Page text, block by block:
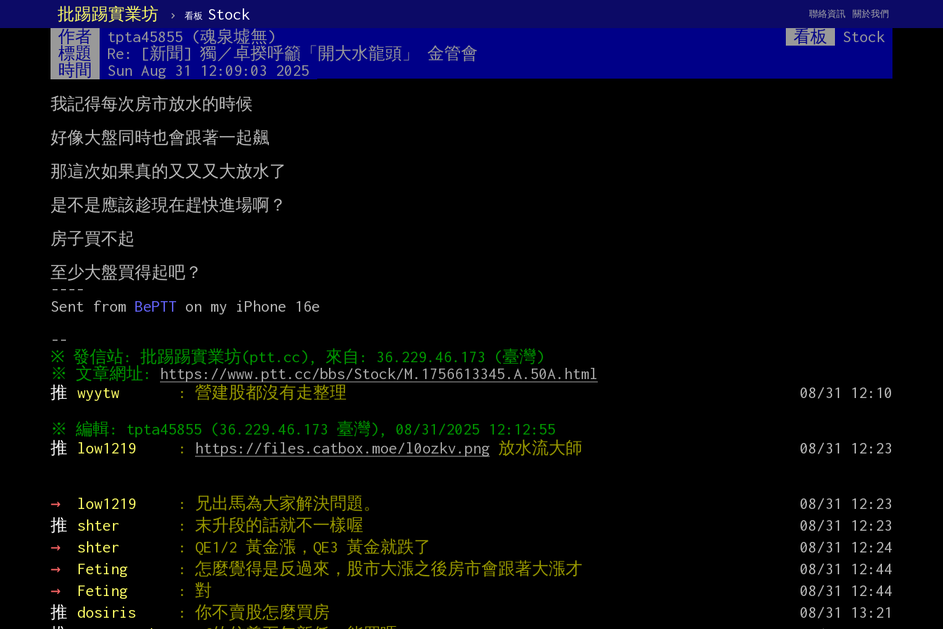
批踢踢實業坊 › 看板 Stock 關於我們
聯絡資訊
作者 tpta45855 (魂泉墟無) 看板
Stock
標題
Re: [新聞] 獨／卓揆呼籲「開大水龍頭」 金管會
時間
Sun Aug 31 12:09:03 2025
我記得每次房市放水的時候
好像大盤同時也會跟著一起飆
那這次如果真的又又又大放水了
是不是應該趁現在趕快進場啊？
房子買不起
至少大盤買得起吧？
----
Sent from BePTT on my iPhone 16e
※ 文章網址: https://www.ptt.cc/bbs/Stock/M.1756613345.A.50A.html
推 wyytw : 營建股都沒有走整理
推
low1219 : https://files.catbox.moe/l0ozkv.png 放水流大師
→ low1219 : 兄出馬為大家解決問題。
推
shter : 末升段的話就不一樣喔
→
shter : QE1/2 黃金漲，QE3 黃金就跌了
→
Feting : 怎麼覺得是反過來，股市大漲之後房市會跟著大漲才
→
Feting : 對
推
dosiris : 你不賣股怎麼買房